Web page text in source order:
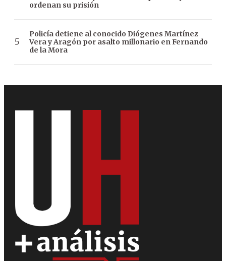
ordenan su prisión
Policía detiene al conocido Diógenes Martínez
Vera y Aragón por asalto millonario en Fernando
de la Mora